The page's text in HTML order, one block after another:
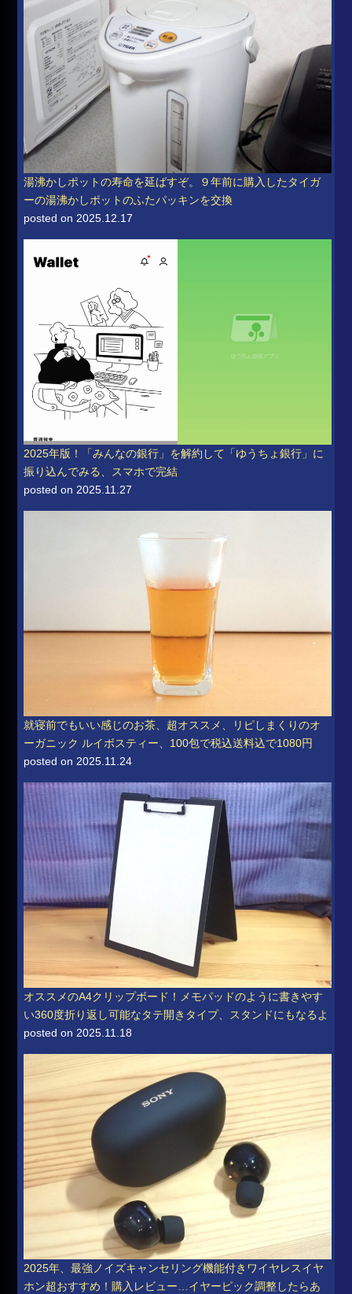
湯沸かしポットの寿命を延ばすぞ。９年前に購入したタイガ
ーの湯沸かしポットのふたパッキンを交換
posted on 2025.12.17
2025年版！「みんなの銀行」を解約して「ゆうちょ銀行」に
振り込んでみる、スマホで完結
posted on 2025.11.27
就寝前でもいい感じのお茶、超オススメ、リピしまくりのオ
ーガニック ルイボスティー、100包で税込送料込で1080円
posted on 2025.11.24
オススメのA4クリップボード！メモパッドのように書きやす
い360度折り返し可能なタテ開きタイプ、スタンドにもなるよ
posted on 2025.11.18
2025年、最強ノイズキャンセリング機能付きワイヤレスイヤ
ホン超おすすめ！購入レビュー…イヤーピック調整したらあ